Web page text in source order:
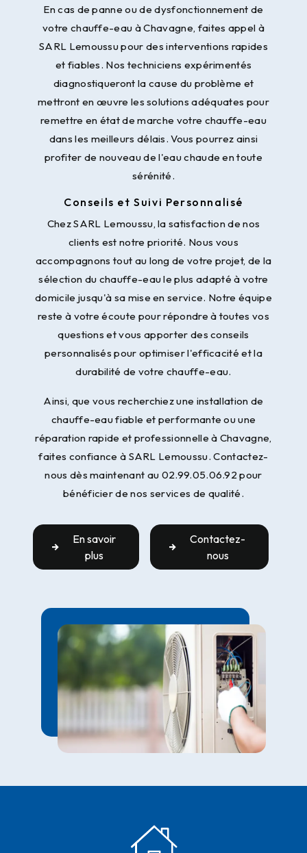
En cas de panne ou de dysfonctionnement de
votre chauffe-eau à Chavagne, faites appel à
SARL Lemoussu pour des interventions rapides
et fiables. Nos techniciens expérimentés
diagnostiqueront la cause du problème et
mettront en œuvre les solutions adéquates pour
remettre en état de marche votre chauffe-eau
dans les meilleurs délais. Vous pourrez ainsi
profiter de nouveau de l'eau chaude en toute
sérénité.
Conseils et Suivi Personnalisé
Chez SARL Lemoussu, la satisfaction de nos
clients est notre priorité. Nous vous
accompagnons tout au long de votre projet, de la
sélection du chauffe-eau le plus adapté à votre
domicile jusqu'à sa mise en service. Notre équipe
reste à votre écoute pour répondre à toutes vos
questions et vous apporter des conseils
personnalisés pour optimiser l'efficacité et la
durabilité de votre chauffe-eau.
Ainsi, que vous recherchiez une installation de
chauffe-eau fiable et performante ou une
réparation rapide et professionnelle à Chavagne,
faites confiance à SARL Lemoussu. Contactez-
nous dès maintenant au 02.99.05.06.92 pour
bénéficier de nos services de qualité.
En savoir
plus
Contactez-
nous